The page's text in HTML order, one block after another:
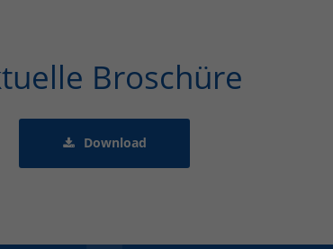
Broschüre
Download